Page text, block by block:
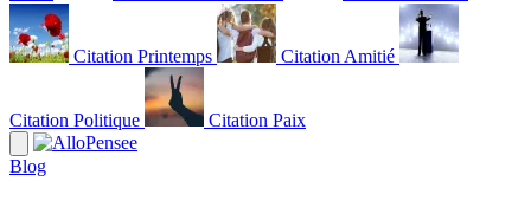
Citation Printemps Citation Amitié
Citation Politique Citation Paix
Blog